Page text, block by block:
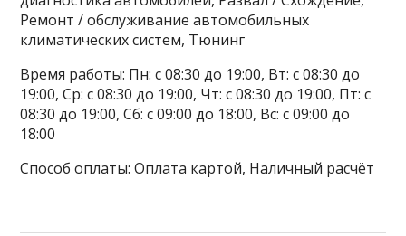
Ремонт / обслуживание автомобильных
климатических систем, Тюнинг
Время работы: Пн: с 08:30 до 19:00, Вт: с 08:30 до
19:00, Ср: с 08:30 до 19:00, Чт: с 08:30 до 19:00, Пт: с
08:30 до 19:00, Сб: с 09:00 до 18:00, Вс: с 09:00 до
18:00
Способ оплаты: Оплата картой, Наличный расчёт